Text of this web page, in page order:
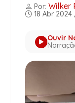
Por: Wilker
18 Abr 2024
Ouvir